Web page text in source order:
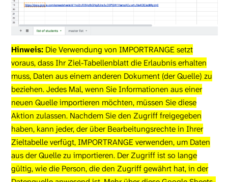
Hinweis: Die Verwendung von IMPORTRANGE setzt
voraus, dass Ihr Ziel-Tabellenblatt die Erlaubnis erhalten
muss, Daten aus einem anderen Dokument (der Quelle) zu
beziehen. Jedes Mal, wenn Sie Informationen aus einer
neuen Quelle importieren möchten, müssen Sie diese
Aktion zulassen. Nachdem Sie den Zugriff freigegeben
haben, kann jeder, der über Bearbeitungsrechte in Ihrer
Zieltabelle verfügt, IMPORTRANGE verwenden, um Daten
aus der Quelle zu importieren. Der Zugriff ist so lange
gültig, wie die Person, die den Zugriff gewährt hat, in der